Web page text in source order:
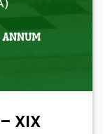
XIX